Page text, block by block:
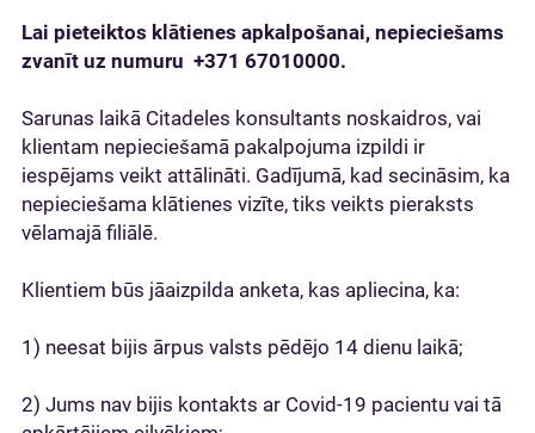
Lai pieteiktos klātienes apkalpošanai, nepieciešams
zvanīt uz numuru +371 67010000.
Sarunas laikā Citadeles konsultants noskaidros, vai
klientam nepieciešamā pakalpojuma izpildi ir
iespējams veikt attālināti. Gadījumā, kad secināsim, ka
nepieciešama klātienes vizīte, tiks veikts pieraksts
vēlamajā filiālē.
Klientiem būs jāaizpilda anketa, kas apliecina, ka:
1) neesat bijis ārpus valsts pēdējo 14 dienu laikā;
2) Jums nav bijis kontakts ar Covid-19 pacientu vai tā